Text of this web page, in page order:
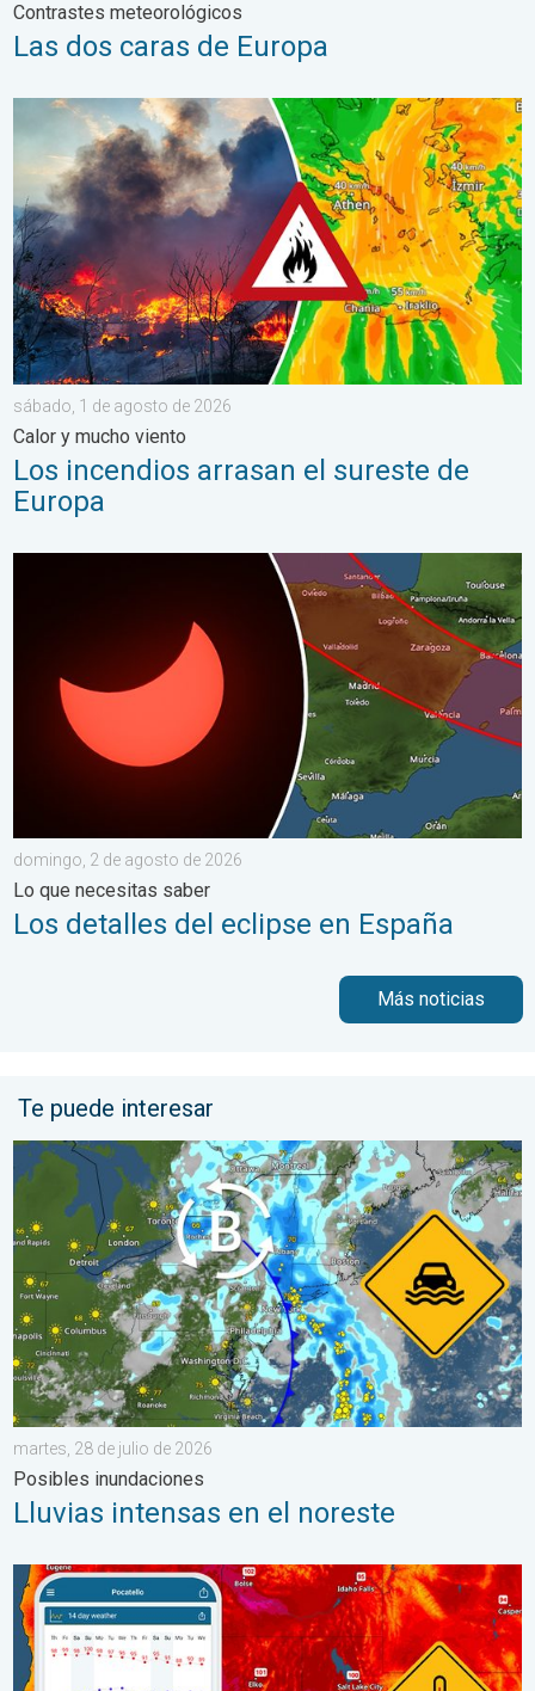
Contrastes meteorológicos
Las dos caras de Europa
Los incendios arrasan el sureste de Europa. Calor y mucho
sábado, 1 de agosto de 2026
Calor y mucho viento
Los incendios arrasan el sureste de
Europa
Los detalles del eclipse en España. Lo que necesitas saber.
domingo, 2 de agosto de 2026
Lo que necesitas saber
Los detalles del eclipse en España
Más noticias
Te puede interesar
Lluvias intensas en el noreste. Posibles inundaciones. . .
martes, 28 de julio de 2026
Posibles inundaciones
Lluvias intensas en el noreste
Salto de 50 grados Fahrenheit. Extremos en el Noroeste. . .